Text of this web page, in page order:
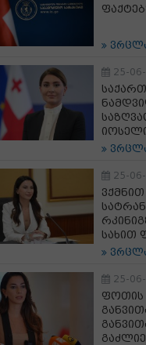
25-
25-
სახით
25-
ფოთის